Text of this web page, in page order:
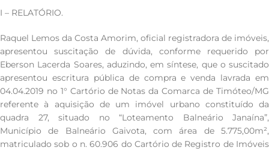
I – RELATÓRIO.
Raquel Lemos da Costa Amorim, oficial registradora de imóveis,
apresentou suscitação de dúvida, conforme requerido por
Eberson Lacerda Soares, aduzindo, em síntese, que o suscitado
apresentou escritura pública de compra e venda lavrada em
04.04.2019 no 1° Cartório de Notas da Comarca de Timóteo/MG
referente à aquisição de um imóvel urbano constituído da
quadra 27, situado no “Loteamento Balneário Janaína”,
Município de Balneário Gaivota, com área de 5.775,00m²,
matriculado sob o n. 60.906 do Cartório de Registro de Imóveis